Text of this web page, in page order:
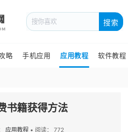
搜索
略 手机应用 应用教程 软件教程
书籍获得方法
应用教程 • 阅读： 772